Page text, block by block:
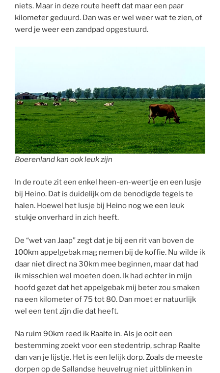
niets. Maar in deze route heeft dat maar een paar
kilometer geduurd. Dan was er wel weer wat te zien, of
werd je weer een zandpad opgestuurd.
Boerenland kan ook leuk zijn
In de route zit een enkel heen-en-weertje en een lusje
bij Heino. Dat is duidelijk om de benodigde tegels te
halen. Hoewel het lusje bij Heino nog we een leuk
stukje onverhard in zich heeft.
De “wet van Jaap” zegt dat je bij een rit van boven de
100km appelgebak mag nemen bij de koffie. Nu wilde ik
daar niet direct na 30km mee beginnen, maar dat had
ik misschien wel moeten doen. Ik had echter in mijn
hoofd gezet dat het appelgebak mij beter zou smaken
na een kilometer of 75 tot 80. Dan moet er natuurlijk
wel een tent zijn die dat heeft.
Na ruim 90km reed ik Raalte in. Als je ooit een
bestemming zoekt voor een stedentrip, schrap Raalte
dan van je lijstje. Het is een lelijk dorp. Zoals de meeste
dorpen op de Sallandse heuvelrug niet uitblinken in